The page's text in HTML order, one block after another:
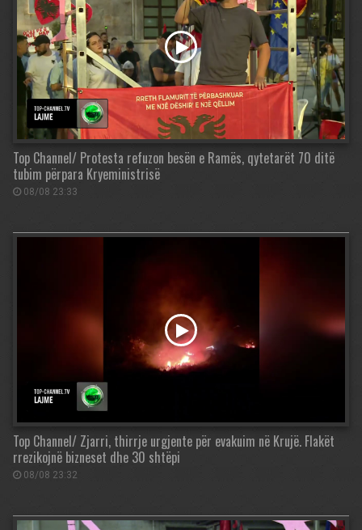
Top Channel/ Protesta refuzon besën e Ramës, qytetarët 70 ditë
tubim përpara Kryeministrisë
08/08 23:33
Top Channel/ Zjarri, thirrje urgjente për evakuim në Krujë. Flakët
rrezikojnë bizneset dhe 30 shtëpi
08/08 23:32